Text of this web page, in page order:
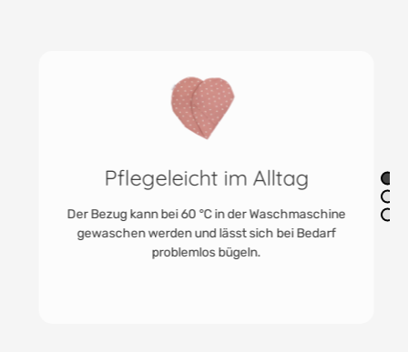
Pflegeleicht im Alltag
Der Bezug kann bei 60 °C in der Waschmaschine
gewaschen werden und lässt sich bei Bedarf
problemlos bügeln.